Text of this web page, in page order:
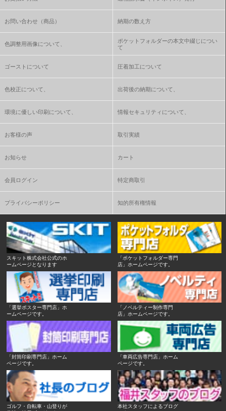
お問い合わせ（商品） 納期の数え方
色調整用画像について、
ポケットフォルダーの本文中綴じについ
て
ゴーストについて 圧着加工について
色校正について、 出荷後の納期について、
環境に優しい印刷について、 情報セキュリティについて、
お客様の声 取引実績
お知らせ カート
会員ログイン 特定商取引
プライバシーポリシー 知的所有権情報
スキット株式会社公式のホ
ームページとなります
「ポケットフォルダー専門
店」ホームページです。
「選挙ポスター専門店」ホ
ームページです。
「ノベルティー制作専門
店」ホームページです。
「封筒印刷専門店」ホーム
ページです。
「車両広告専門店」ホーム
ページです。
ゴルフ・自転車・山登りが
本社スタッフによるブログ